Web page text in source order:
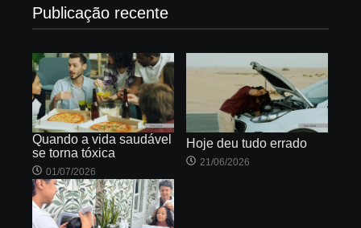
Publicação recente
Quando a vida saudável
se torna tóxica
01/07/2026
Hoje deu tudo errado
21/06/2026